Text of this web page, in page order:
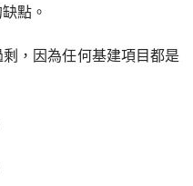
點。
，因為任何基建項目都是